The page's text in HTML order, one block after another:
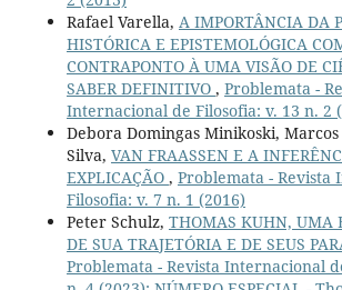
Rafael Varella, A IMPORTÂNCIA DA
HISTÓRICA E EPISTEMOLÓGICA
CONTRAPONTO À UMA VISÃO DE
SABER DEFINITIVO , Problemata -
Internacional de Filosofia: v. 13 n. 2
Debora Domingas Minikoski,
Silva, VAN FRAASSEN E A
EXPLICAÇÃO , Problemata - Revista
Filosofia: v. 7 n. 1 (2016)
Peter Schulz, THOMAS KUHN, UMA
DE SUA TRAJETÓRIA E DE SEUS
Problemata - Revista Internacional